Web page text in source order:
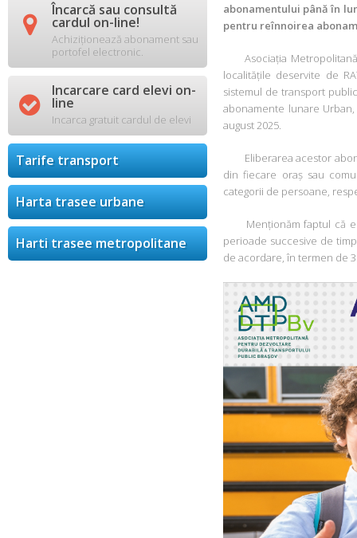
 Încarcă sau consultă
cardul on-line!
Achiziționează abonament sau
portofel electronic.
 Incarcare card elevi on-
line
Incarca gratuit cardul de elevi
Tarife transport
Harta trasee urbane
Harti trasee metropolitane
abonamentului până în
pentru reînnoirea
Asociația Metropolitană
localitățile deservite de
sistemul de transport
abonamente lunare
august 2025.
Eliberarea acestor
din fiecare oraș sau
categorii de persoane,
Menționăm faptul că
perioade succesive de
de acordare, în termen de